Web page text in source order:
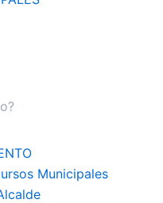
Municipales